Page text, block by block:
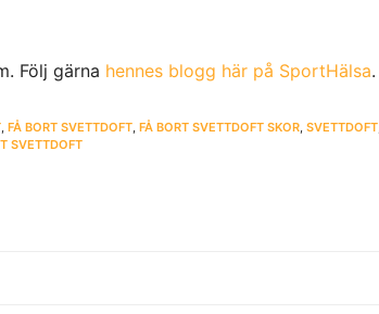
Följ gärna hennes blogg här på SportHälsa.
FÅ BORT SVETTDOFT FÅ BORT SVETTDOFT SKOR SVETTDOFT
SVETTDOFT